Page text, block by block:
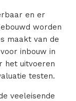
en er
worden
maakt van de
inbouw in
het uitvoeren
testen.
veeleisende